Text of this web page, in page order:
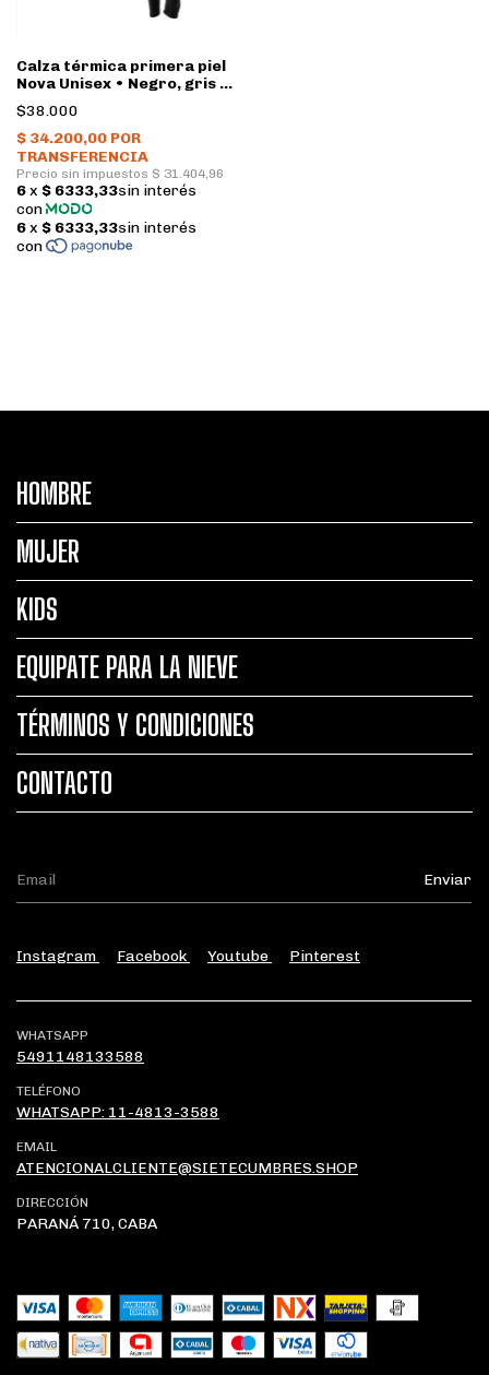
Calza térmica primera piel
Nova Unisex • Negro, gris •
Nexxt
$38.000
HOMBRE
MUJER
KIDS
EQUIPATE PARA LA NIEVE
TÉRMINOS Y CONDICIONES
CONTACTO
Instagram Facebook Youtube Pinterest
WHATSAPP
5491148133588
TELÉFONO
WHATSAPP: 11-4813-3588
EMAIL
ATENCIONALCLIENTE@SIETECUMBRES.SHOP
DIRECCIÓN
PARANÁ 710, CABA